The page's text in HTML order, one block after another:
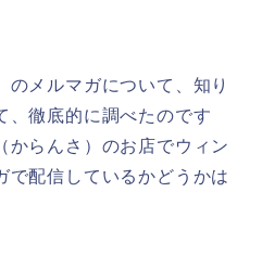
のメルマガについて、知り
、徹底的に調べたのです
からんさ）のお店でウィン
で配信しているかどうかは